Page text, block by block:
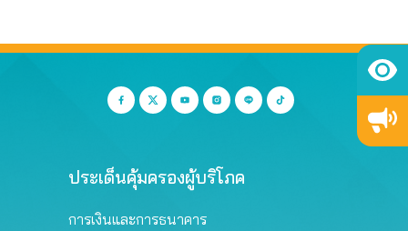
ประเด็นคุ้มครองผู้บริโภค
การเงินและการธนาคาร